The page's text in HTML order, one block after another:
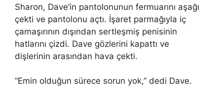
Sharon, Dave’in pantolonunun fermuarını aşağı
çekti ve pantolonu açtı. İşaret parmağıyla iç
çamaşırının dışından sertleşmiş penisinin
hatlarını çizdi. Dave gözlerini kapattı ve
dişlerinin arasından hava çekti.
“Emin olduğun sürece sorun yok,” dedi Dave.